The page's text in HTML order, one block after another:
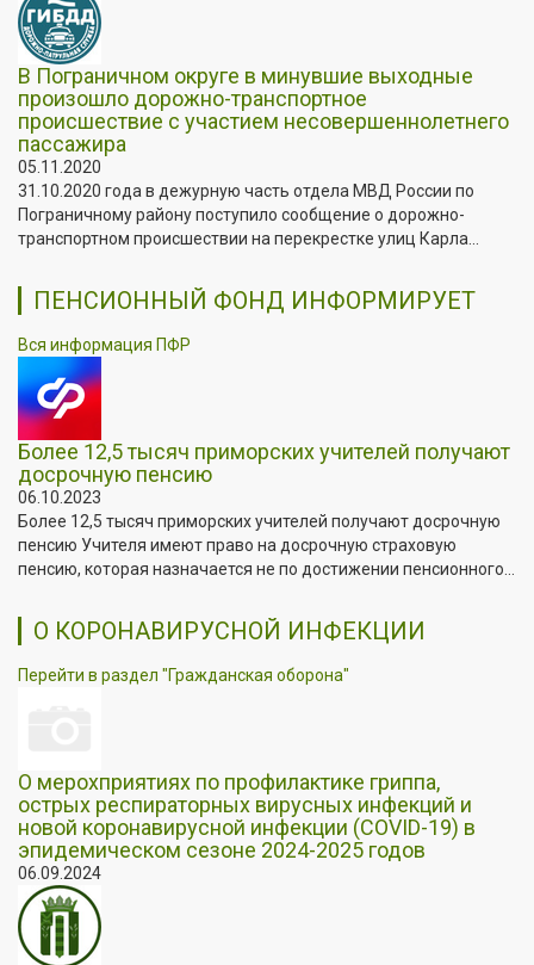
В Пограничном округе в минувшие выходные
произошло дорожно-транспортное
происшествие с участием несовершеннолетнего
пассажира
05.11.2020
31.10.2020 года в дежурную часть отдела МВД России по
Пограничному району поступило сообщение о дорожно-
транспортном происшествии на перекрестке улиц Карла...
ПЕНСИОННЫЙ ФОНД ИНФОРМИРУЕТ
Вся информация ПФР
Более 12,5 тысяч приморских учителей получают
досрочную пенсию
06.10.2023
Более 12,5 тысяч приморских учителей получают досрочную
пенсию Учителя имеют право на досрочную страховую
пенсию, которая назначается не по достижении пенсионного...
О КОРОНАВИРУСНОЙ ИНФЕКЦИИ
Перейти в раздел "Гражданская оборона"
О мерохприятиях по профилактике гриппа,
острых респираторных вирусных инфекций и
новой коронавирусной инфекции (COVID-19) в
эпидемическом сезоне 2024-2025 годов
06.09.2024